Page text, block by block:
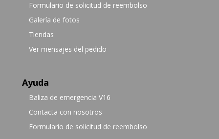
Formulario de solicitud de reembolso
Galería de fotos
Tiendas
Ver mensajes del pedido
Ayuda
Baliza de emergencia V16
Contacta con nosotros
Formulario de solicitud de reembolso